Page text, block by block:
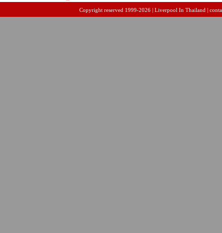
Copyright reserved 1999-2026 | Liverpool In Thailand |